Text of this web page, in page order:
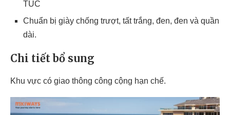
TÚC
Chuẩn bị giày chống trượt, tất trắng, đen, đen và quần
dài.
Chi tiết bổ sung
Khu vực có giao thông công cộng hạn chế.